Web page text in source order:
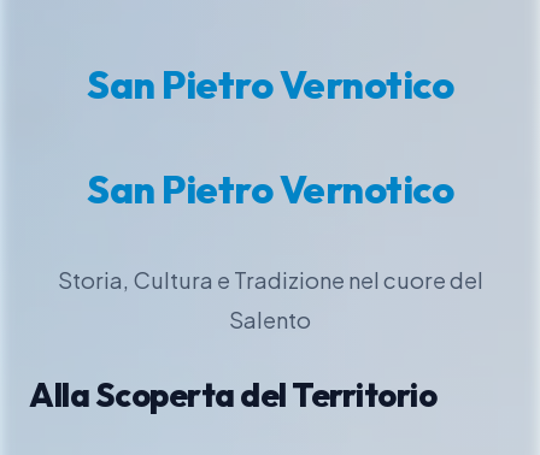
San Pietro Vernotico
San Pietro Vernotico
Storia, Cultura e Tradizione nel cuore del
Salento
Alla Scoperta del Territorio